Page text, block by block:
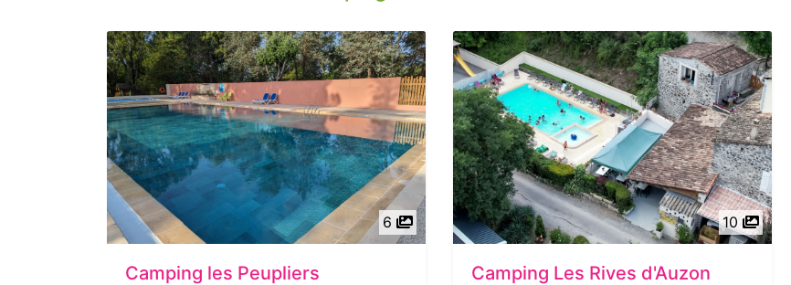
6
Camping les Peupliers
10
Camping Les Rives d'Auzon